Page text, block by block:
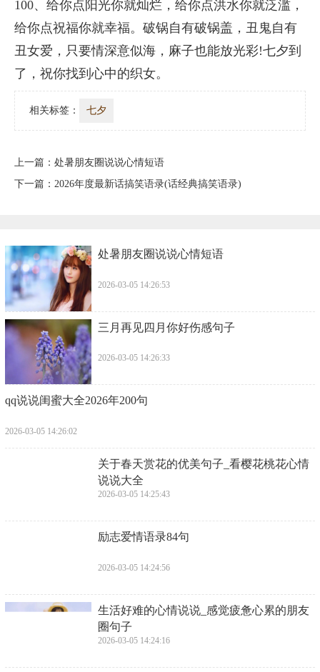
100、给你点阳光你就灿烂，给你点洪水你就泛滥，
给你点祝福你就幸福。破锅自有破锅盖，丑鬼自有
丑女爱，只要情深意似海，麻子也能放光彩!七夕到
了，祝你找到心中的织女。
相关标签： 七夕
上一篇： ​处暑朋友圈说说心情短语
下一篇： 2026年度最新话搞笑语录(话经典搞笑语录)
​处暑朋友圈说说心情短语
2026-03-05 14:26:53
三月再见四月你好伤感句子
2026-03-05 14:26:33
​qq说说闺蜜大全2026年200句
2026-03-05 14:26:02
关于春天赏花的优美句子_看樱花桃花心情
说说大全
2026-03-05 14:25:43
​励志爱情语录84句
2026-03-05 14:24:56
​生活好难的心情说说_感觉疲惫心累的朋友
圈句子
2026-03-05 14:24:16